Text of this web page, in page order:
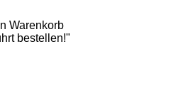
Warenkorb
bestellen!"